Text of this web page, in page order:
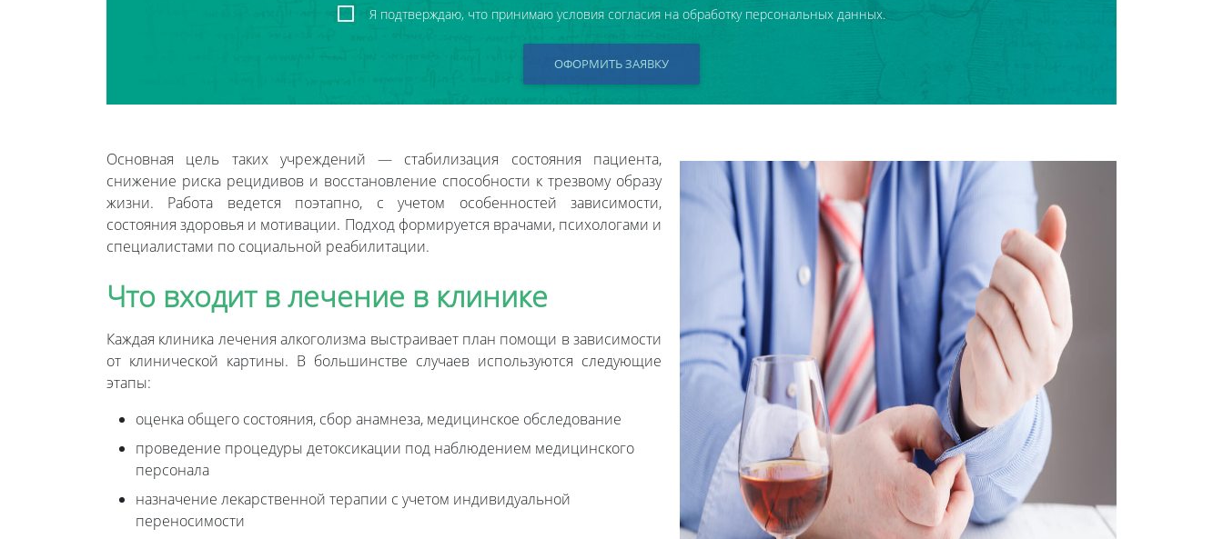
Я подтверждаю, что принимаю условия согласия на обработку персональных данных.
ОФОРМИТЬ ЗАЯВКУ
Основная цель таких учреждений — стабилизация состояния пациента,
снижение риска рецидивов и восстановление способности к трезвому образу
жизни. Работа ведется поэтапно, с учетом особенностей зависимости,
состояния здоровья и мотивации. Подход формируется врачами, психологами и
специалистами по социальной реабилитации.
Что входит в лечение в клинике
Каждая клиника лечения алкоголизма выстраивает план помощи в зависимости
от клинической картины. В большинстве случаев используются следующие
этапы:
оценка общего состояния, сбор анамнеза, медицинское обследование
проведение процедуры детоксикации под наблюдением медицинского
персонала
назначение лекарственной терапии с учетом индивидуальной
переносимости